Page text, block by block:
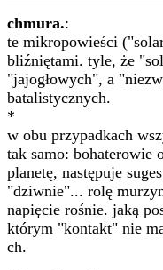
chmura.:
te mikropowieści
bliźniętami. tyle, że
"jajogłowych", a
batalistycznych.
*
w obu przypadkach
tak samo: bohaterowie
planetę, następuje
"dziwnie"... rolę
napięcie rośnie. jaką
którym "kontakt" nie
ch.